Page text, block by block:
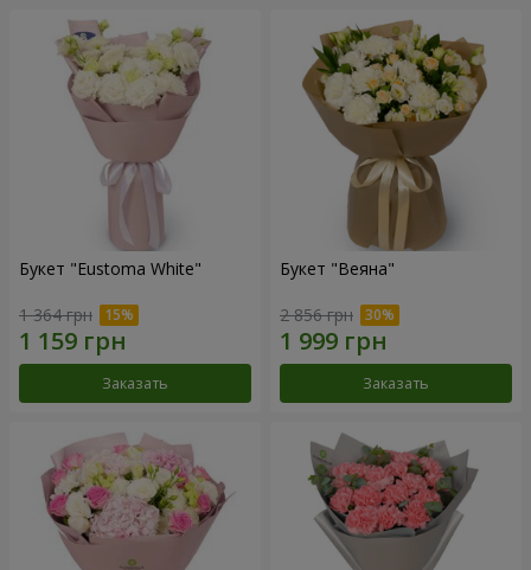
Букет "Eustoma White"
1 364 грн
Заказать
Букет "Веяна"
2 856 грн
Заказать